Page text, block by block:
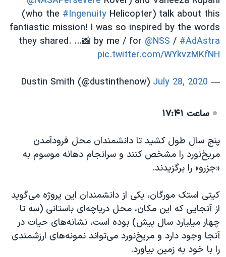
(who the #Ingenuity Helicopter) talk about this
fantiastic mission! I was so inspired by the words
they shared. ...📸 by me / for @NSS / #AdAstra
pic.twitter.com/WYkvzMKfNH
— Dustin Smith (@dustinthenow)
July 28, 2020
ساعت ۱۷:۴۱
پنج سال طول کشید تا دانشمندان محل فرودآمدن
مریخ‌نورد را مشخص کنند و سرانجام دهانه موسوم به
«جزرو» را برگزیدند.
کیتی استک مورگان، یکی از دانشمندان این پروژه می‌گوید
از آنجایی که این مکان، محل دریاچه‌ای باستانی (سه تا
چهار میلیارد سال پیش) بوده است، نشانه‌های حیات در
آنجا وجود دار‌د و مریخ‌نورد می‌تواند نمونه‌های ارزشمندی
را با خود به زمین بیاورد.